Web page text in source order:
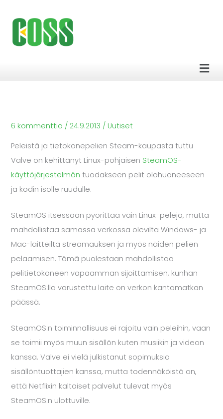
sisältöön
6 kommenttia / 24.9.2013 / Uutiset
Peleistä ja tietokonepelien Steam-kaupasta tuttu
Valve on kehittänyt Linux-pohjaisen SteamOS-
käyttöjärjestelmän tuodakseen pelit olohuoneeseen
ja kodin isolle ruudulle.
SteamOS itsessään pyörittää vain Linux-pelejä, mutta
mahdollistaa samassa verkossa olevilta Windows- ja
Mac-laitteilta streamauksen ja myös näiden pelien
pelaamisen. Tämä puolestaan mahdollistaa
pelitietokoneen vapaamman sijoittamisen, kunhan
SteamOS:lla varustettu laite on verkon kantomatkan
päässä.
SteamOS:n toiminnallisuus ei rajoitu vain peleihin, vaan
se toimii myös muun sisällön kuten musiikin ja videon
kanssa. Valve ei vielä julkistanut sopimuksia
sisällöntuottajien kanssa, mutta todennäköistä on,
että Netflixin kaltaiset palvelut tulevat myös
SteamOS:n ulottuville.